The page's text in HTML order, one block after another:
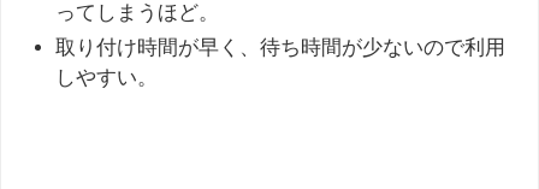
ってしまうほど。
取り付け時間が早く、待ち時間が少ないので利用
しやすい。